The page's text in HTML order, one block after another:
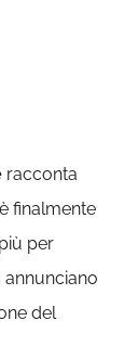
racconta
è finalmente
per
annunciano
del